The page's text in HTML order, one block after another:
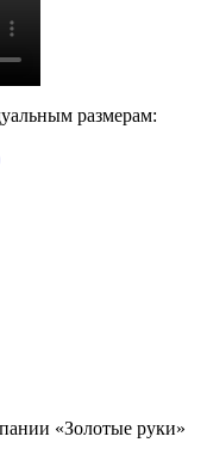
размерам:
«Золотые руки»